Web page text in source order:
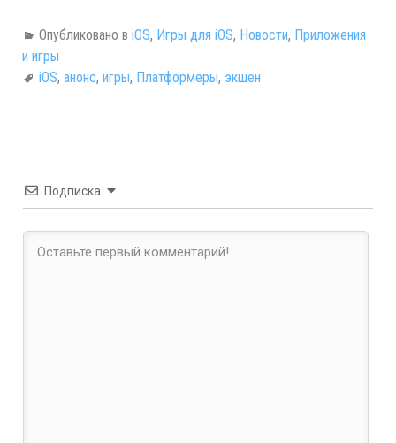
Опубликовано в iOS, Игры для iOS, Новости, Приложения
и игры
iOS, анонс, игры, Платформеры, экшен
Подписка